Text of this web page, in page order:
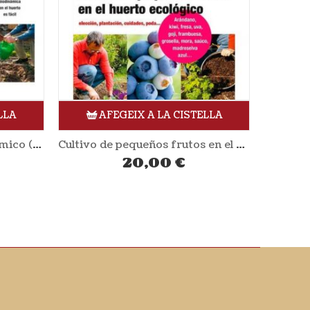
Cultivo de pequeños frutos en el huerto ecológico (Llibre)
AFEGEIX A LA CISTELLA
Aprovechar los recursos silvestres (Llibre)
19,00 €